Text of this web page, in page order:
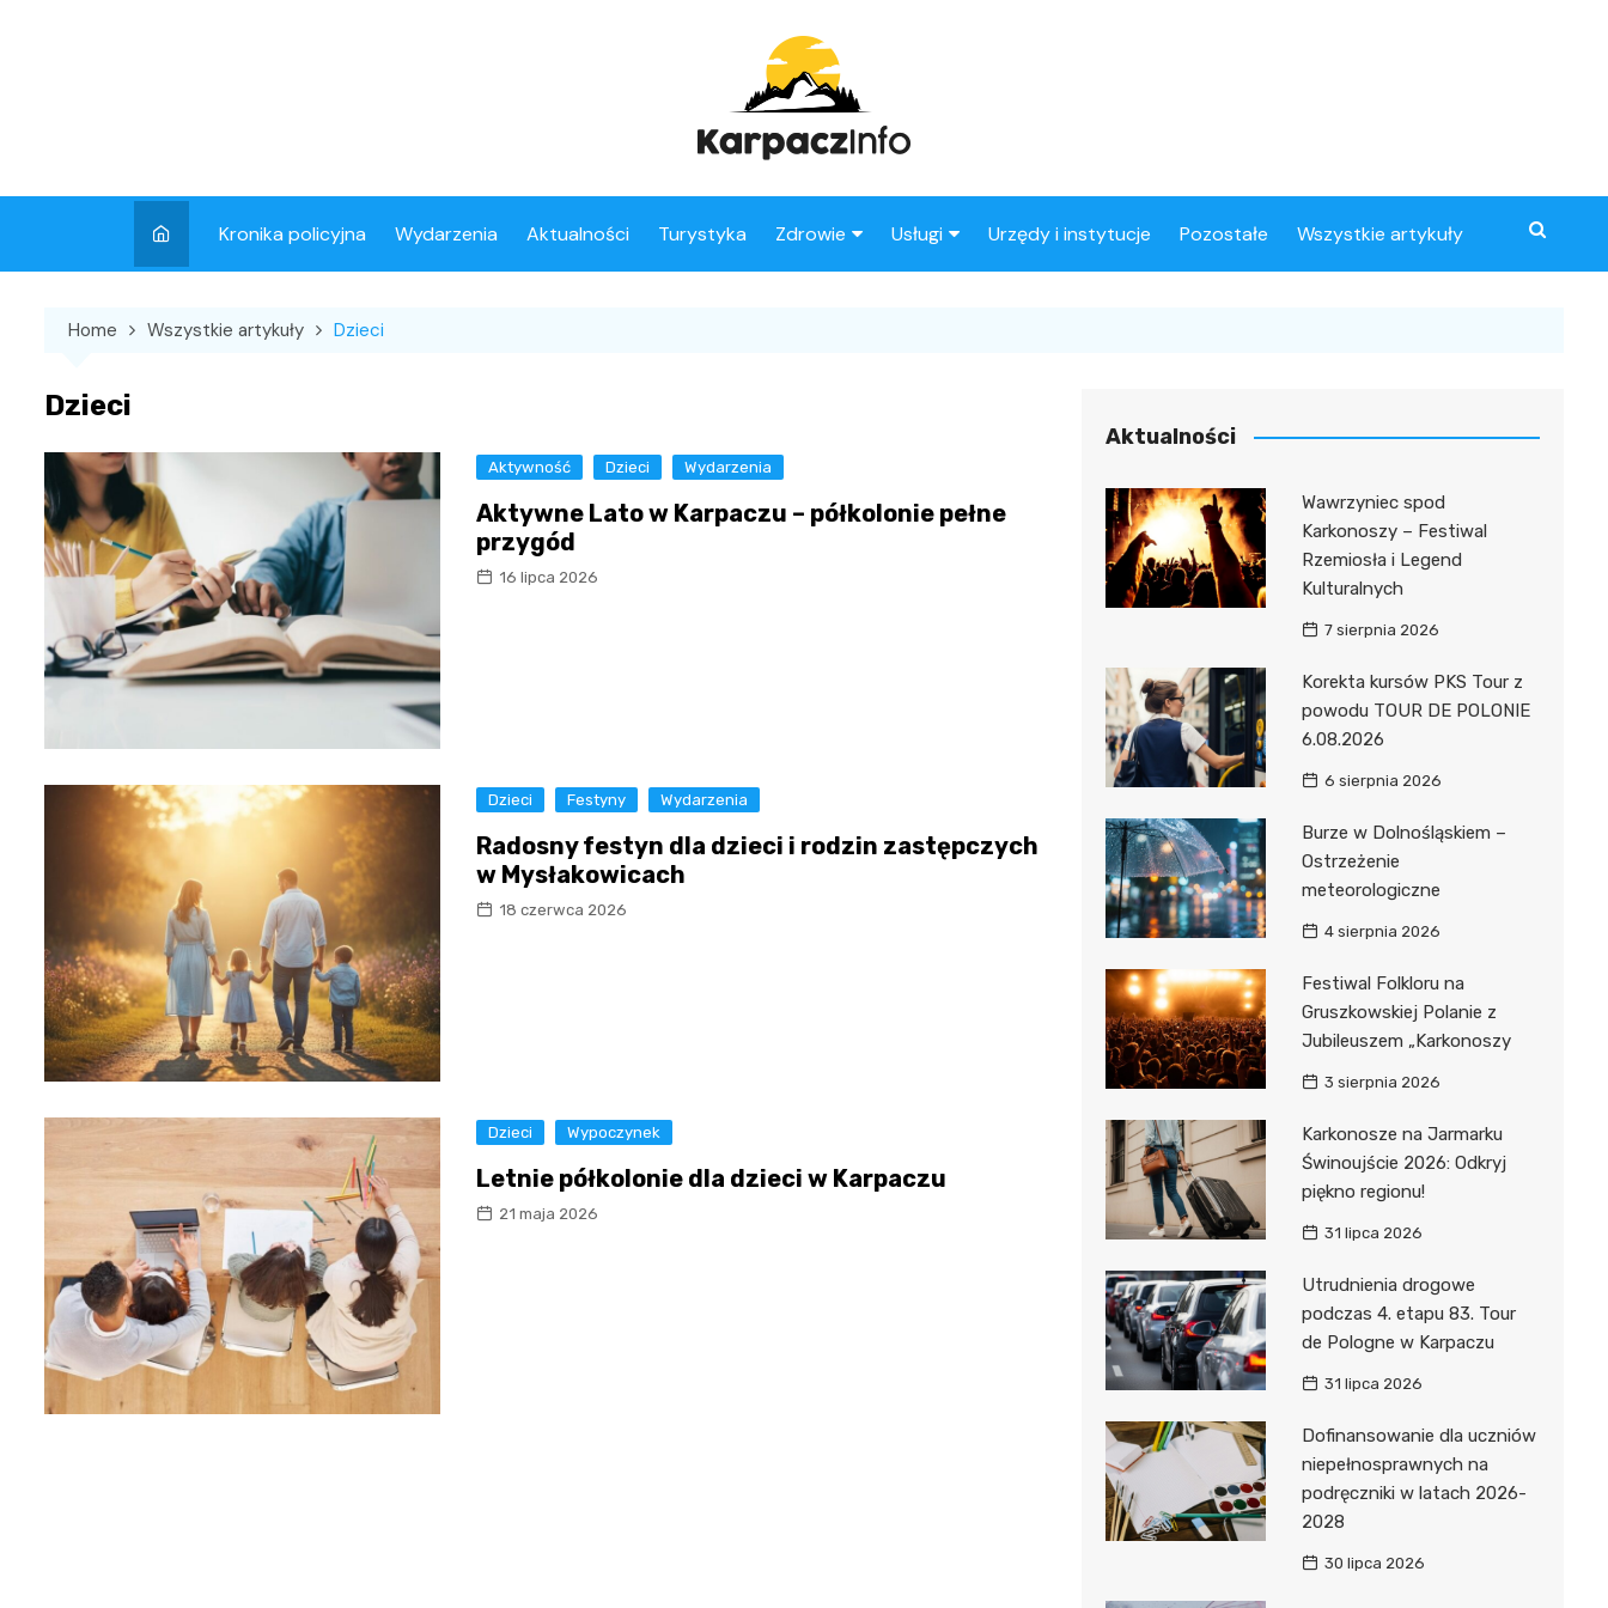
Kronika policyjna Wydarzenia Aktualności Turystyka Zdrowie Usługi Urzędy i instytucje Pozostałe Wszystkie artykuły
Home Wszystkie artykuły Dzieci
Dzieci
Aktywność Dzieci Wydarzenia
Aktywne Lato w Karpaczu – półkolonie pełne
przygód
16 lipca 2026
Dzieci Festyny Wydarzenia
Radosny festyn dla dzieci i rodzin zastępczych
w Mysłakowicach
18 czerwca 2026
Dzieci Wypoczynek
Letnie półkolonie dla dzieci w Karpaczu
21 maja 2026
Aktualności
Wawrzyniec spod
Karkonoszy – Festiwal
Rzemiosła i Legend
Kulturalnych
7 sierpnia 2026
Korekta kursów PKS Tour z
powodu TOUR DE POLONIE
6.08.2026
6 sierpnia 2026
Burze w Dolnośląskiem –
Ostrzeżenie
meteorologiczne
4 sierpnia 2026
Festiwal Folkloru na
Gruszkowskiej Polanie z
Jubileuszem „Karkonoszy
3 sierpnia 2026
Karkonosze na Jarmarku
Świnoujście 2026: Odkryj
piękno regionu!
31 lipca 2026
Utrudnienia drogowe
podczas 4. etapu 83. Tour
de Pologne w Karpaczu
31 lipca 2026
Dofinansowanie dla uczniów
niepełnosprawnych na
podręczniki w latach 2026-
2028
30 lipca 2026